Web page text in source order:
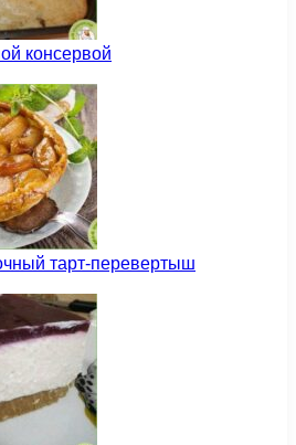
консервой
тарт-перевертыш